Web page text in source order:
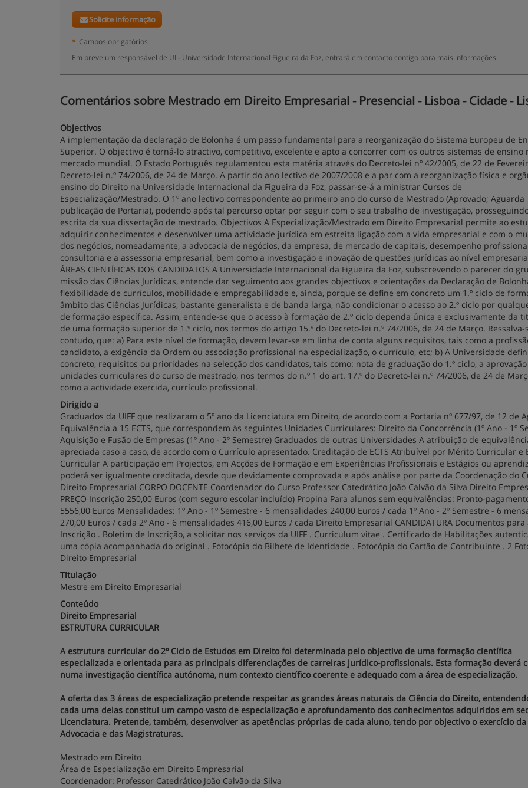
Solicite informação
* Campos obrigatórios
Em breve um responsável de UI - Universidade Internacional Figueira da Foz, entrará em contacto contigo para mais informações.
Comentários sobre Mestrado em Direito Empresarial - Presencial - Lisboa - Cidade -
Objectivos
A implementação da declaração de Bolonha é um passo fundamental para a reorganização do Sistema Europeu de
Superior. O objectivo é torná-lo atractivo, competitivo, excelente e apto a concorrer com os outros sistemas de ensino
mercado mundial. O Estado Português regulamentou esta matéria através do Decreto-lei nº 42/2005, de 22 de
Decreto-lei n.º 74/2006, de 24 de Março. A partir do ano lectivo de 2007/2008 e a par com a reorganização física e
ensino do Direito na Universidade Internacional da Figueira da Foz, passar-se-á a ministrar Cursos de
Especialização/Mestrado. O 1º ano lectivo correspondente ao primeiro ano do curso de Mestrado (Aprovado; Aguarda
publicação de Portaria), podendo após tal percurso optar por seguir com o seu trabalho de investigação,
escrita da sua dissertação de mestrado. Objectivos A Especialização/Mestrado em Direito Empresarial permite ao
adquirir conhecimentos e desenvolver uma actividade jurídica em estreita ligação com a vida empresarial e com o
dos negócios, nomeadamente, a advocacia de negócios, da empresa, de mercado de capitais, desempenho
consultoria e a assessoria empresarial, bem como a investigação e inovação de questões jurídicas ao nível
ÁREAS CIENTÍFICAS DOS CANDIDATOS A Universidade Internacional da Figueira da Foz, subscrevendo o parecer do
missão das Ciências Jurídicas, entende dar seguimento aos grandes objectivos e orientações da Declaração de
flexibilidade de currículos, mobilidade e empregabilidade e, ainda, porque se define em concreto um 1.º ciclo de
âmbito das Ciências Jurídicas, bastante generalista e de banda larga, não condicionar o acesso ao 2.º ciclo por
de formação específica. Assim, entende-se que o acesso à formação de 2.º ciclo dependa única e exclusivamente da
de uma formação superior de 1.º ciclo, nos termos do artigo 15.º do Decreto-lei n.º 74/2006, de 24 de Março. Ressalva-
contudo, que: a) Para este nível de formação, devem levar-se em linha de conta alguns requisitos, tais como a
candidato, a exigência da Ordem ou associação profissional na especialização, o currículo, etc; b) A Universidade
concreto, requisitos ou prioridades na selecção dos candidatos, tais como: nota de graduação do 1.º ciclo, a
unidades curriculares do curso de mestrado, nos termos do n.º 1 do art. 17.º do Decreto-lei n.º 74/2006, de 24 de
como a actividade exercida, currículo profissional.
Dirigido a
Graduados da UIFF que realizaram o 5º ano da Licenciatura em Direito, de acordo com a Portaria nº 677/97, de 12 de
Equivalência a 15 ECTS, que correspondem às seguintes Unidades Curriculares: Direito da Concorrência (1º Ano - 1º
Aquisição e Fusão de Empresas (1º Ano - 2º Semestre) Graduados de outras Universidades A atribuição de
apreciada caso a caso, de acordo com o Currículo apresentado. Creditação de ECTS Atribuível por Mérito Curricular e
Curricular A participação em Projectos, em Acções de Formação e em Experiências Profissionais e Estágios ou
poderá ser igualmente creditada, desde que devidamente comprovada e após análise por parte da Coordenação do
Direito Empresarial CORPO DOCENTE Coordenador do Curso Professor Catedrático João Calvão da Silva Direito
PREÇO Inscrição 250,00 Euros (com seguro escolar incluído) Propina Para alunos sem equivalências: Pronto-
5556,00 Euros Mensalidades: 1º Ano - 1º Semestre - 6 mensalidades 240,00 Euros / cada 1º Ano - 2º Semestre - 6
270,00 Euros / cada 2º Ano - 6 mensalidades 416,00 Euros / cada Direito Empresarial CANDIDATURA Documentos para
Inscrição . Boletim de Inscrição, a solicitar nos serviços da UIFF . Curriculum vitae . Certificado de Habilitações
uma cópia acompanhada do original . Fotocópia do Bilhete de Identidade . Fotocópia do Cartão de Contribuinte . 2
Direito Empresarial
Titulação
Mestre em Direito Empresarial
Conteúdo
Direito Empresarial
ESTRUTURA CURRICULAR
A estrutura curricular do 2º Ciclo de Estudos em Direito foi determinada pelo objectivo de uma formação científica
especializada e orientada para as principais diferenciações de carreiras jurídico-profissionais. Esta formação deverá
numa investigação científica autónoma, num contexto científico coerente e adequado com a área de especialização.
A oferta das 3 áreas de especialização pretende respeitar as grandes áreas naturais da Ciência do Direito,
cada uma delas constitui um campo vasto de especialização e aprofundamento dos conhecimentos adquiridos em
Licenciatura. Pretende, também, desenvolver as apetências próprias de cada aluno, tendo por objectivo o exercício da
Advocacia e das Magistraturas.
Mestrado em Direito
Área de Especialização em Direito Empresarial
Coordenador: Professor Catedrático João Calvão da Silva